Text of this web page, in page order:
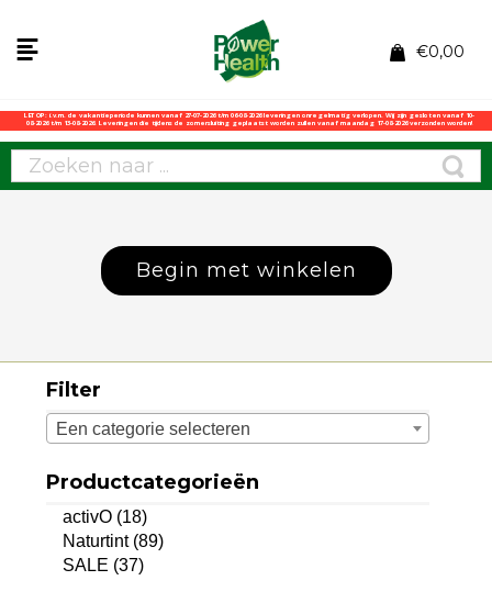
€0,00
LET OP: i.v.m. de vakantieperiode kunnen vanaf 27-07-2026 t/m 06-08-2026 leveringen onregelmatig verlopen. Wij zijn gesloten vanaf 10-
08-2026 t/m 13-08-2026. Leveringen die tijdens de zomersluiting geplaatst worden zullen vanaf maandag 17-08-2026 verzonden worden!
Begin met winkelen
Filter
Een categorie selecteren
Productcategorieën
activO (18)
Naturtint (89)
SALE (37)